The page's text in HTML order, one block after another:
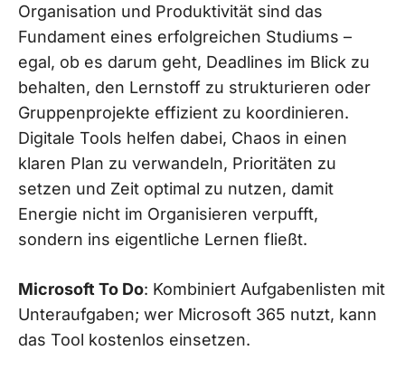
Organisation und Produktivität sind das
Fundament eines erfolgreichen Studiums –
egal, ob es darum geht, Deadlines im Blick zu
behalten, den Lernstoff zu strukturieren oder
Gruppenprojekte effizient zu koordinieren.
Digitale Tools helfen dabei, Chaos in einen
klaren Plan zu verwandeln, Prioritäten zu
setzen und Zeit optimal zu nutzen, damit
Energie nicht im Organisieren verpufft,
sondern ins eigentliche Lernen fließt.
Microsoft To Do: Kombiniert Aufgabenlisten mit
Unteraufgaben; wer Microsoft 365 nutzt, kann
das Tool kostenlos einsetzen.